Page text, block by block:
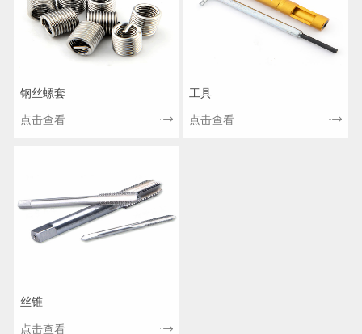
钢丝螺套
点击查看
工具
点击查看
丝锥
点击查看